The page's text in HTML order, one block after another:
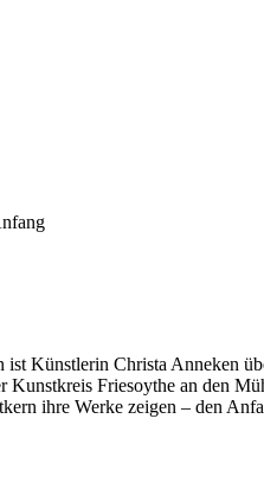
Künstlerin Christa Anneken
Friesoythe an den
ihre Werke zeigen – den